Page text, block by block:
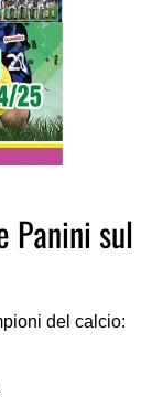
Panini sul
del calcio: